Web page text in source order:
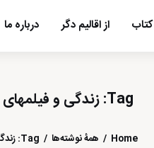
کتاب از اقالیم دگر درباره ما
Tag: زندگی و فیلمهای نیکی کریمی
Home همهٔ نوشته‌ها Tag: زندگی و فیلمهای نیکی...